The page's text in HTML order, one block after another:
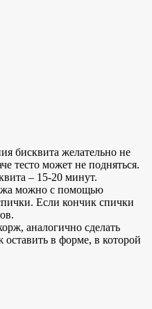
бисквита желательно не
тесто может не подняться.
– 15-20 минут.
можно с помощью
Если кончик спички
аналогично сделать
в форме, в которой